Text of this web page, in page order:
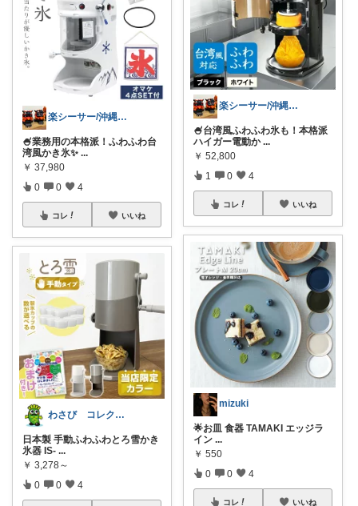
楽シーサー/沖縄好きのおすすめROOM
🍧業務用の本格派！ふわふわ台
湾風かき氷✨ ...
￥ 37,980
0 0 4
コレ いいね
わさび コレクションもご利用ください
日本製 手動ふわふわとろ雪かき
氷器 IS- ...
￥ 3,278～
0 0 4
楽シーサー/沖縄好きのおすすめROOM
🍧台湾風ふわふわ氷も！本格派
ハイガー電動か ...
￥ 52,800
1 0 4
コレ いいね
mizuki
🌟お皿 食器 TAMAKI エッジラ
イン ...
￥ 550
0 0 4
コレ いいね